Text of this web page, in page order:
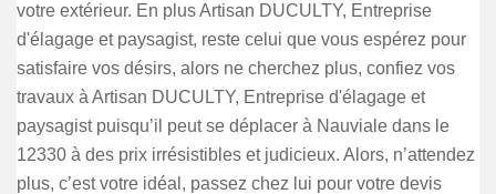
votre extérieur. En plus Artisan DUCULTY, Entreprise
d'élagage et paysagist, reste celui que vous espérez pour
satisfaire vos désirs, alors ne cherchez plus, confiez vos
travaux à Artisan DUCULTY, Entreprise d'élagage et
paysagist puisqu’il peut se déplacer à Nauviale dans le
12330 à des prix irrésistibles et judicieux. Alors, n’attendez
plus, c’est votre idéal, passez chez lui pour votre devis